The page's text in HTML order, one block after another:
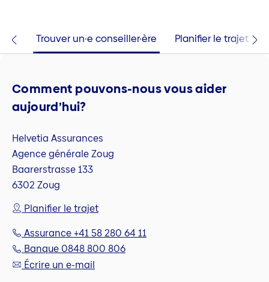
Trouver un·e conseiller·ère Planifier le trajet
Comment pouvons-nous vous aider
aujourd’hui?
Helvetia Assurances
Agence générale Zoug
Baarerstrasse 133
6302 Zoug
Planifier le trajet
Assurance +41 58 280 64 11
Banque 0848 800 806
Écrire un e-mail